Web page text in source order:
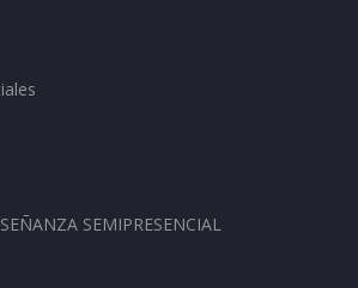
SEMIPRESENCIAL